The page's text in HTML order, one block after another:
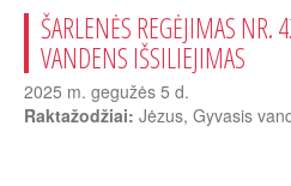
ŠARLENĖS REGĖJIMAS NR.
VANDENS IŠSILIEJIMAS
2025 m. gegužės 5 d.
Raktažodžiai: Jėzus, Gyvasis